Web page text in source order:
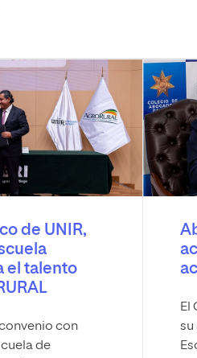
de UNIR,
el talento
con
de
El
su